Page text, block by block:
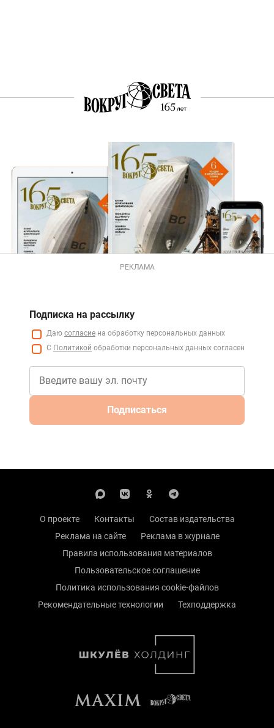
РЕКЛАМА
Подписка на рассылку
Даю согласие на обработку персональных данных
С Политикой обработки персональных данных согласен
Подписаться
О проекте Контакты
Состав издательства
Реклама на сайте
Реклама в журнале
Правила использования материалов
Пользовательское соглашение
Политика использования cookie-файлов
Рекомендательные технологии
Техподдержка